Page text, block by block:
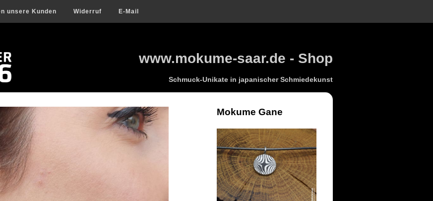
unsere Kunden Widerruf E-Mail
www.mokume-saar.de - Shop
Schmuck-Unikate in japanischer Schmiedekunst
Mokume Gane